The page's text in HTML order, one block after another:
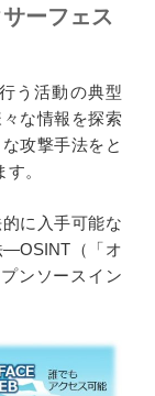
ーフェス
う活動の典型
な情報を探索
攻撃手法をと
。
に入手可能な
—OSINT（「オ
ンソースイン